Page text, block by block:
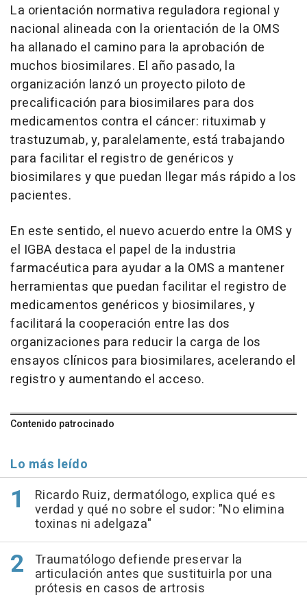
La orientación normativa reguladora regional y
nacional alineada con la orientación de la OMS
ha allanado el camino para la aprobación de
muchos biosimilares. El año pasado, la
organización lanzó un proyecto piloto de
precalificación para biosimilares para dos
medicamentos contra el cáncer: rituximab y
trastuzumab, y, paralelamente, está trabajando
para facilitar el registro de genéricos y
biosimilares y que puedan llegar más rápido a los
pacientes.
En este sentido, el nuevo acuerdo entre la OMS y
el IGBA destaca el papel de la industria
farmacéutica para ayudar a la OMS a mantener
herramientas que puedan facilitar el registro de
medicamentos genéricos y biosimilares, y
facilitará la cooperación entre las dos
organizaciones para reducir la carga de los
ensayos clínicos para biosimilares, acelerando el
registro y aumentando el acceso.
Contenido patrocinado
Lo más leído
Ricardo Ruiz, dermatólogo, explica qué es
verdad y qué no sobre el sudor: "No elimina
toxinas ni adelgaza"
Traumatólogo defiende preservar la
articulación antes que sustituirla por una
prótesis en casos de artrosis